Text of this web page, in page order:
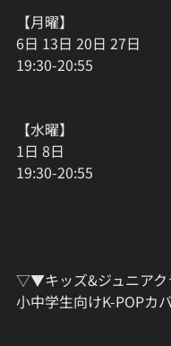
【月曜】
6日 13日 20日 27日
19:30-20:55
【水曜】
1日 8日
19:30-20:55
▽▼キッズ&ジュニア
小中学生向けK-POPカ